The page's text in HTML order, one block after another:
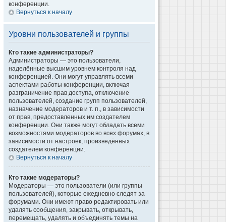
конференции.
Вернуться к началу
Уровни пользователей и группы
Кто такие администраторы?
Администраторы — это пользователи,
наделённые высшим уровнем контроля над
конференцией. Они могут управлять всеми
аспектами работы конференции, включая
разграничение прав доступа, отключение
пользователей, создание групп пользователей,
назначение модераторов и т. п., в зависимости
от прав, предоставленных им создателем
конференции. Они также могут обладать всеми
возможностями модераторов во всех форумах, в
зависимости от настроек, произведённых
создателем конференции.
Вернуться к началу
Кто такие модераторы?
Модераторы — это пользователи (или группы
пользователей), которые ежедневно следят за
форумами. Они имеют право редактировать или
удалять сообщения, закрывать, открывать,
перемещать, удалять и объединять темы на